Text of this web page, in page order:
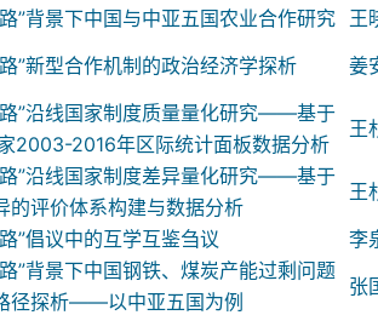
”背景下中国与中亚五国农业合作研究 王
”新型合作机制的政治经济学探析 姜
”沿线国家制度质量量化研究——基于
2003-2016年区际统计面板数据分析
王
”沿线国家制度差异量化研究——基于
的评价体系构建与数据分析
王
”倡议中的互学互鉴刍议
李
”背景下中国钢铁、煤炭产能过剩问题
径探析——以中亚五国为例
张